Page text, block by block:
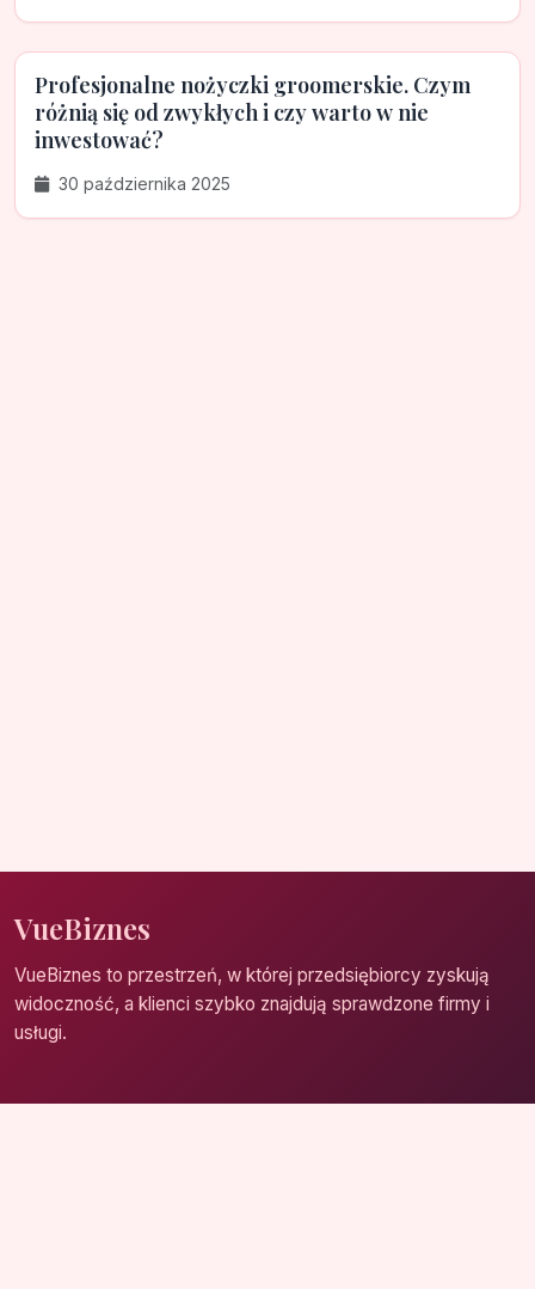
Profesjonalne nożyczki groomerskie. Czym
różnią się od zwykłych i czy warto w nie
inwestować?
30 października 2025
VueBiznes
VueBiznes to przestrzeń, w której przedsiębiorcy zyskują
widoczność, a klienci szybko znajdują sprawdzone firmy i
usługi.